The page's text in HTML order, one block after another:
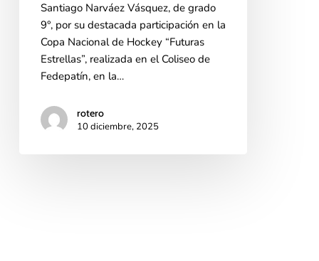
Santiago Narváez Vásquez, de grado
9°, por su destacada participación en la
Copa Nacional de Hockey “Futuras
Estrellas”, realizada en el Coliseo de
Fedepatín, en la…
rotero
10 diciembre, 2025